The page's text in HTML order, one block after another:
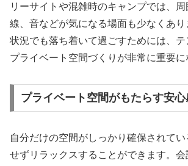
リーサイトや混雑時のキャンプでは、
線、音などが気になる場面も少なくあ
状況でも落ち着いて過ごすためには、
プライベート空間づくりが非常に重要に
プライベート空間がもたらす安心
自分だけの空間がしっかり確保されて
せずリラックスすることができます。